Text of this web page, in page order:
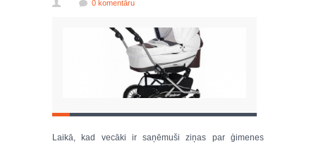
0 komentāru
Laikā, kad vecāki ir saņēmuši ziņas par ģimenes